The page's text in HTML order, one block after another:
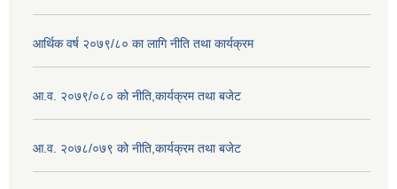
आर्थिक वर्ष २०७९/८० का लागि नीति तथा कार्यक्रम
आ.व. २०७९/०८० को नीति,कार्यक्रम तथा बजेट
आ.व. २०७८/०७९ को नीति,कार्यक्रम तथा बजेट